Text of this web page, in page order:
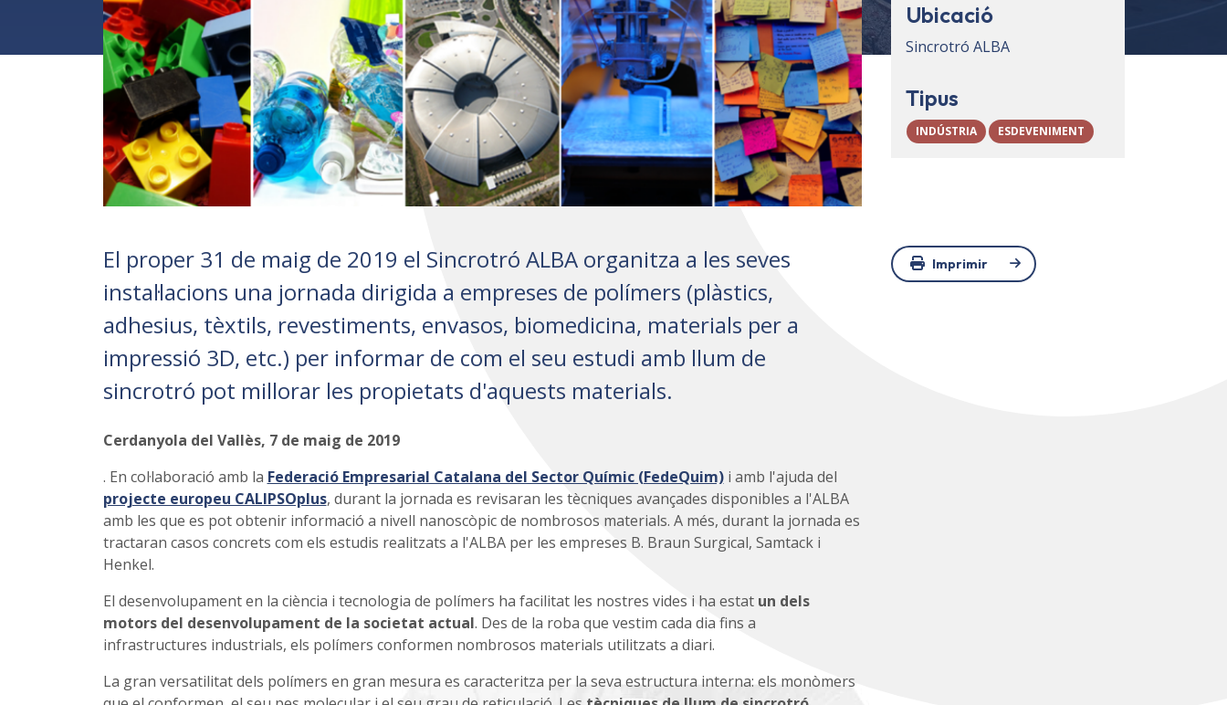
El proper 31 de maig de 2019 el Sincrotró ALBA organitza a les seves
instal·lacions una jornada dirigida a empreses de polímers (plàstics,
adhesius, tèxtils, revestiments, envasos, biomedicina, materials per a
impressió 3D, etc.) per informar de com el seu estudi amb llum de
sincrotró pot millorar les propietats d'aquests materials.
Cerdanyola del Vallès, 7 de maig de 2019
. En col·laboració amb la Federació Empresarial Catalana del Sector Químic (FedeQuim)i amb l'ajuda del
projecte europeu CALIPSOplus, durant la jornada es revisaran les tècniques avançades disponibles a l'ALBA
amb les que es pot obtenir informació a nivell nanoscòpic de nombrosos materials. A més, durant la jornada es
tractaran casos concrets com els estudis realitzats a l'ALBA per les empreses B. Braun Surgical, Samtack i
Henkel.
El desenvolupament en la ciència i tecnologia de polímers ha facilitat les nostres vides i ha estat un dels
motors del desenvolupament de la societat actual. Des de la roba que vestim cada dia fins a
infrastructures industrials, els polímers conformen nombrosos materials utilitzats a diari.
La gran versatilitat dels polímers en gran mesura es caracteritza per la seva estructura interna: els monòmers
Ubicació
Sincrotró ALBA
Tipus
INDÚSTRIA ESDEVENIMENT
Imprimir